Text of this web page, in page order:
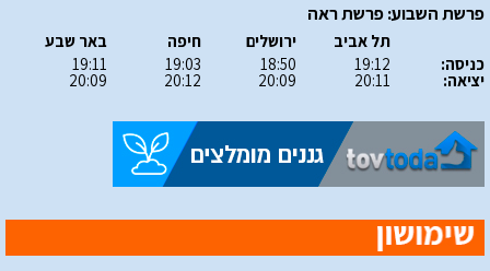
פרשת השבוע: פרשת ראה
כניסה:
יציאה:
תל אביב
19:12
20:11
ירושלים
18:50
20:09
חיפה
19:03
20:12
באר שבע
19:11
20:09